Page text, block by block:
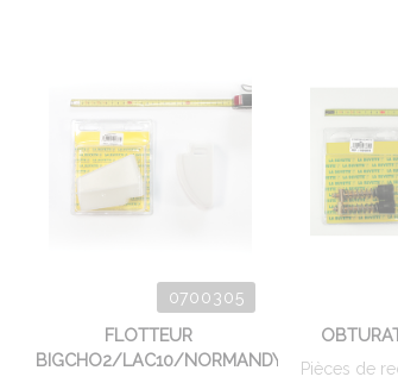
0700305
FLOTTEUR
BIGCHO2/LAC10/NORMANDY
Pièces de